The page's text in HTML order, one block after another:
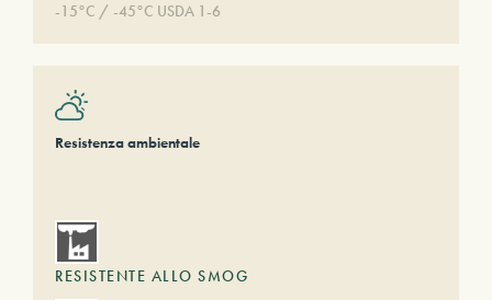
-15°C / -45°C USDA 1-6
Resistenza ambientale
RESISTENTE ALLO SMOG